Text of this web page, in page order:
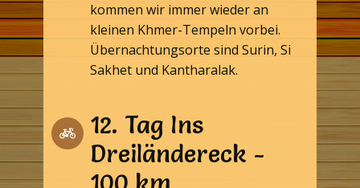
kommen wir immer wieder an
kleinen Khmer-Tempeln vorbei.
Übernachtungsorte sind Surin, Si
Sakhet und Kantharalak.
12. Tag Ins
Dreiländereck -